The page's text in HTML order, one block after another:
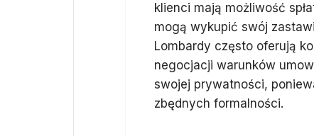
klienci mają możliwość
mogą wykupić swój
Lombardy często oferują
negocjacji warunków
swojej prywatności,
zbędnych formalności.